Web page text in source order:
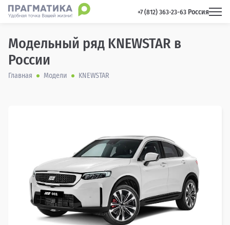
+7 (812) 363-23-63 Россия
Модельный ряд KNEWSTAR в
России
Главная Модели KNEWSTAR